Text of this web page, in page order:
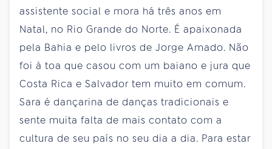
assistente social e mora há três anos em
Natal, no Rio Grande do Norte. É apaixonada
pela Bahia e pelo livros de Jorge Amado. Não
foi à toa que casou com um baiano e jura que
Costa Rica e Salvador tem muito em comum.
Sara é dançarina de danças tradicionais e
sente muita falta de mais contato com a
cultura de seu país no seu dia a dia. Para estar